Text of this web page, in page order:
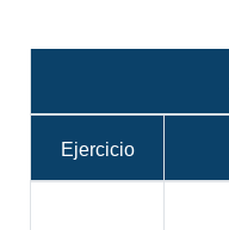
Ejercicio